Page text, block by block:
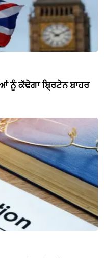
ਨੂੰ ਕੱਢੇਗਾ ਬ੍ਰਿਟੇਨ ਬਾਹਰ